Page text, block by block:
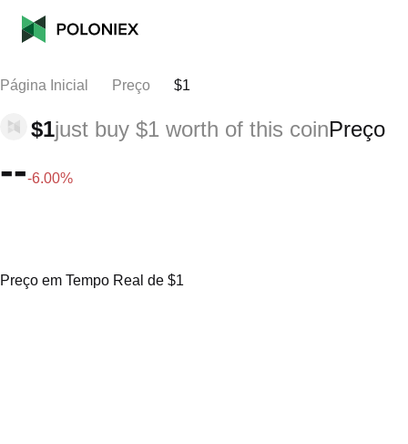
Página Inicial Preço $1
$1just buy $1 worth of this coinPreço
---6.00%
Preço em Tempo Real de $1